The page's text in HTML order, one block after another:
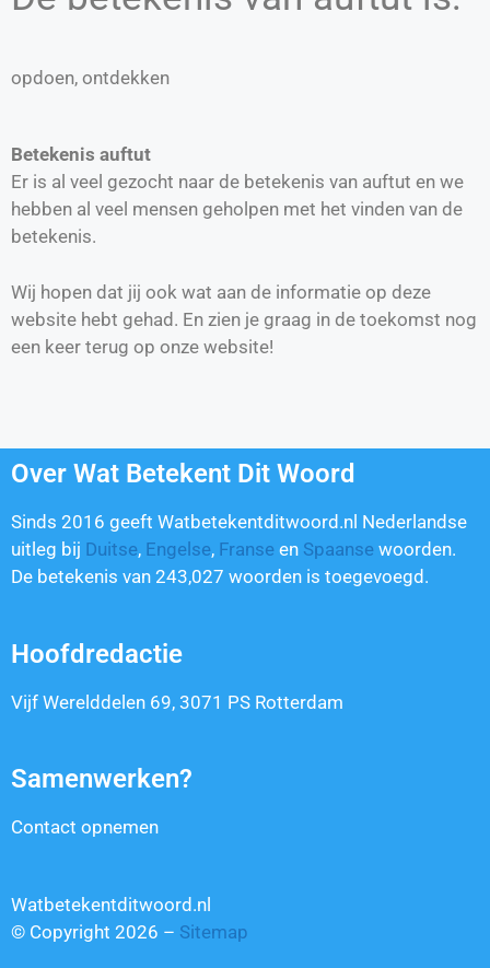
opdoen, ontdekken
Betekenis auftut
Er is al veel gezocht naar de betekenis van auftut en we
hebben al veel mensen geholpen met het vinden van de
betekenis.
Wij hopen dat jij ook wat aan de informatie op deze
website hebt gehad. En zien je graag in de toekomst nog
een keer terug op onze website!
Over Wat Betekent Dit Woord
Sinds 2016 geeft Watbetekentditwoord.nl Nederlandse
uitleg bij Duitse, Engelse, Franse en Spaanse woorden.
De betekenis van 243,027 woorden is toegevoegd.
Hoofdredactie
Vijf Werelddelen 69, 3071 PS Rotterdam
Samenwerken?
Contact opnemen
Watbetekentditwoord.nl
© Copyright 2026 – Sitemap